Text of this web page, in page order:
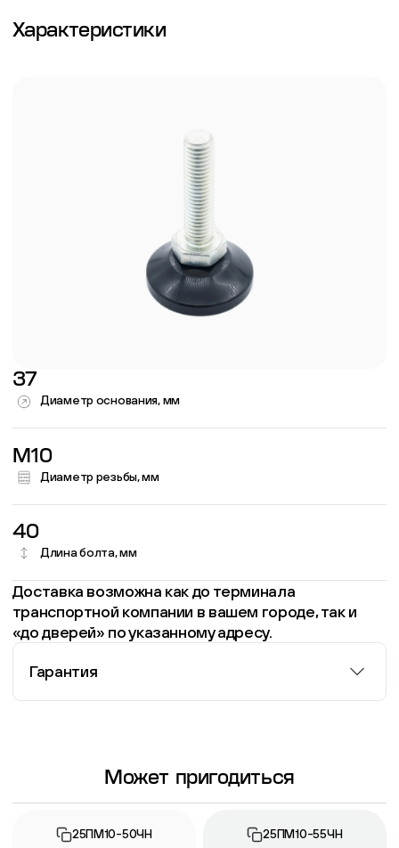
Характеристики
37
Диаметр основания, мм
M10
Диаметр резьбы, мм
40
Длина болта, мм
Доставка возможна как до терминала
транспортной компании в вашем городе, так и
«до дверей» по указанному адресу.
Гарантия
Информация о гарантии
Может пригодиться
25ПМ10-50ЧН 25ПМ10-55ЧН